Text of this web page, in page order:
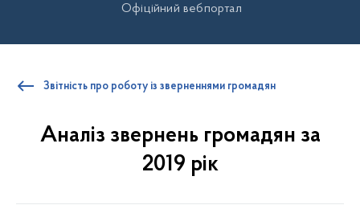
Офіційний вебпортал
Звітність про роботу із зверненнями громадян
Аналіз звернень громадян за
2019 рік